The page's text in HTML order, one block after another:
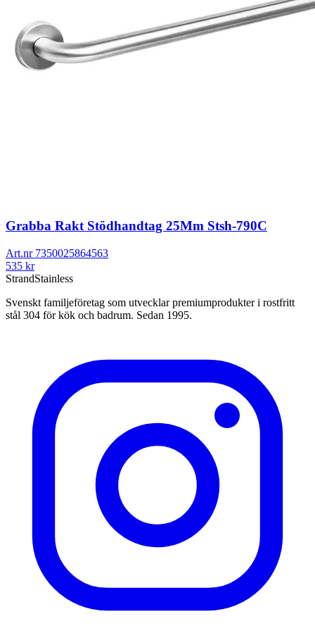
Grabba Rakt Stödhandtag 25Mm Stsh-790C
Art.nr 7350025864563
535 kr
StrandStainless
Svenskt familjeföretag som utvecklar premiumprodukter i rostfritt
stål 304 för kök och badrum. Sedan 1995.